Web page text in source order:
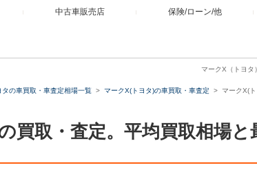
中古車販売店 保険/ローン/他
マークX（トヨ
タの車買取・車査定相場一覧 マークX(トヨタ)の車買取・車査定 マークX(
買取・査定。平均買取相場